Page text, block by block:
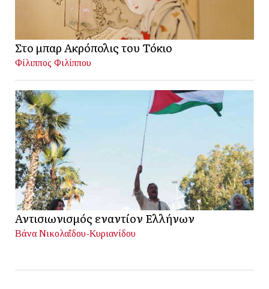
Στο μπαρ Ακρόπολις του Τόκιο
Φίλιππος Φιλίππου
Αντισιωνισμός εναντίον Ελλήνων
Βάνα Νικολαΐδου-Κυριανίδου